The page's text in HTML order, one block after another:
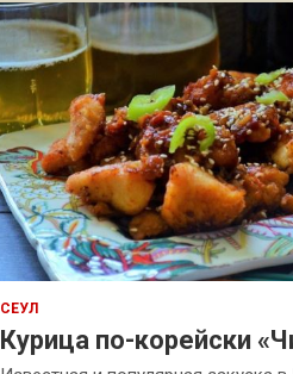
СЕУЛ
Курица по-корейски